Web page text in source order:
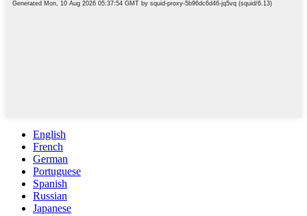
English
French
German
Portuguese
Spanish
Russian
Japanese